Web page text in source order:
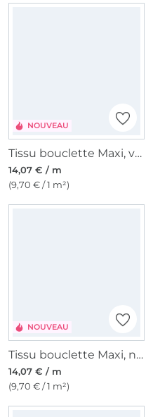
NOUVEAU
Tissu bouclette Maxi, vert olive
14,07 € / m
(9,70 € / 1 m²)
NOUVEAU
Tissu bouclette Maxi, noir
14,07 € / m
(9,70 € / 1 m²)